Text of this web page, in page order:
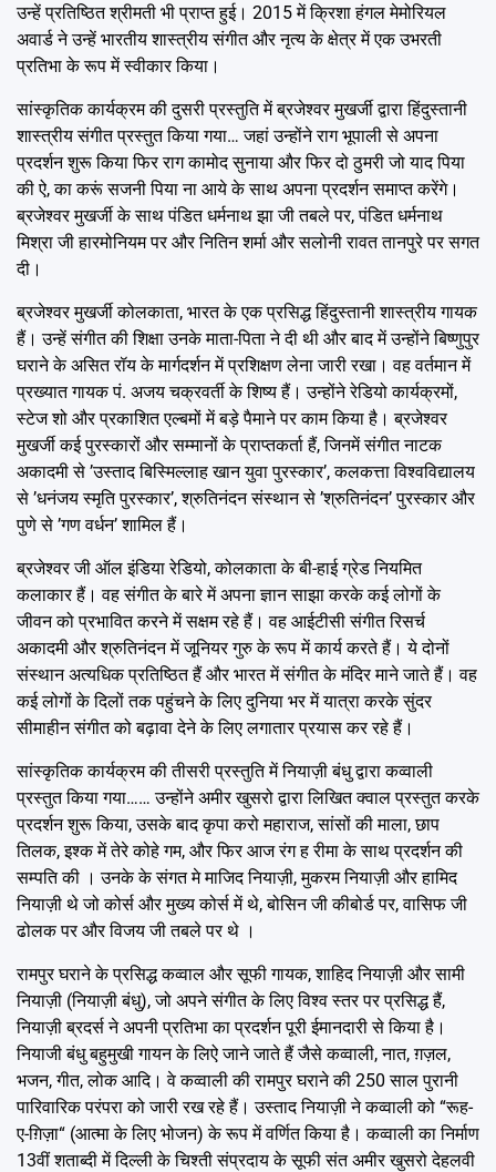
उन्हें प्रतिष्ठित श्रीमती भी प्राप्त हुई। 2015 में क्रिशा हंगल मेमोरियल
अवार्ड ने उन्हें भारतीय शास्त्रीय संगीत और नृत्य के क्षेत्र में एक उभरती
प्रतिभा के रूप में स्वीकार किया।
सांस्कृतिक कार्यक्रम की दुसरी प्रस्तुति में ब्रजेश्वर मुखर्जी द्वारा हिंदुस्तानी
शास्त्रीय संगीत प्रस्तुत किया गया… जहां उन्होंने राग भूपाली से अपना
प्रदर्शन शुरू किया फिर राग कामोद सुनाया और फिर दो ठुमरी जो याद पिया
की ऐ, का करूं सजनी पिया ना आये के साथ अपना प्रदर्शन समाप्त करेंगे।
ब्रजेश्वर मुखर्जी के साथ पंडित धर्मनाथ झा जी तबले पर, पंडित धर्मनाथ
मिश्रा जी हारमोनियम पर और नितिन शर्मा और सलोनी रावत तानपुरे पर सगत
दी।
ब्रजेश्वर मुखर्जी कोलकाता, भारत के एक प्रसिद्ध हिंदुस्तानी शास्त्रीय गायक
हैं। उन्हें संगीत की शिक्षा उनके माता-पिता ने दी थी और बाद में उन्होंने बिष्णुपुर
घराने के असित रॉय के मार्गदर्शन में प्रशिक्षण लेना जारी रखा। वह वर्तमान में
प्रख्यात गायक पं. अजय चक्रवर्ती के शिष्य हैं। उन्होंने रेडियो कार्यक्रमों,
स्टेज शो और प्रकाशित एल्बमों में बड़े पैमाने पर काम किया है। ब्रजेश्वर
मुखर्जी कई पुरस्कारों और सम्मानों के प्राप्तकर्ता हैं, जिनमें संगीत नाटक
अकादमी से ’उस्ताद बिस्मिल्लाह खान युवा पुरस्कार’, कलकत्ता विश्वविद्यालय
से ’धनंजय स्मृति पुरस्कार’, श्रुतिनंदन संस्थान से ’श्रुतिनंदन’ पुरस्कार और
पुणे से ’गण वर्धन’ शामिल हैं।
ब्रजेश्वर जी ऑल इंडिया रेडियो, कोलकाता के बी-हाई ग्रेड नियमित
कलाकार हैं। वह संगीत के बारे में अपना ज्ञान साझा करके कई लोगों के
जीवन को प्रभावित करने में सक्षम रहे हैं। वह आईटीसी संगीत रिसर्च
अकादमी और श्रुतिनंदन में जूनियर गुरु के रूप में कार्य करते हैं। ये दोनों
संस्थान अत्यधिक प्रतिष्ठित हैं और भारत में संगीत के मंदिर माने जाते हैं। वह
कई लोगों के दिलों तक पहुंचने के लिए दुनिया भर में यात्रा करके सुंदर
सीमाहीन संगीत को बढ़ावा देने के लिए लगातार प्रयास कर रहे हैं।
सांस्कृतिक कार्यक्रम की तीसरी प्रस्तुति में नियाज़ी बंधु द्वारा कव्वाली
प्रस्तुत किया गया…… उन्होंने अमीर खुसरो द्वारा लिखित क्वाल प्रस्तुत करके
प्रदर्शन शुरू किया, उसके बाद कृपा करो महाराज, सांसों की माला, छाप
तिलक, इश्क में तेरे कोहे गम, और फिर आज रंग ह रीमा के साथ प्रदर्शन की
सम्पति की । उनके के संगत मे माजिद नियाज़ी, मुकरम नियाज़ी और हामिद
नियाज़ी थे जो कोर्स और मुख्य कोर्स में थे, बोसिन जी कीबोर्ड पर, वासिफ जी
ढोलक पर और विजय जी तबले पर थे ।
रामपुर घराने के प्रसिद्ध कव्वाल और सूफी गायक, शाहिद नियाज़ी और सामी
नियाज़ी (नियाज़ी बंधु), जो अपने संगीत के लिए विश्व स्तर पर प्रसिद्ध हैं,
नियाज़ी ब्रदर्स ने अपनी प्रतिभा का प्रदर्शन पूरी ईमानदारी से किया है।
नियाजी बंधु बहुमुखी गायन के लिऐ जाने जाते हैं जैसे कव्वाली, नात, ग़ज़ल,
भजन, गीत, लोक आदि। वे कव्वाली की रामपुर घराने की 250 साल पुरानी
पारिवारिक परंपरा को जारी रख रहे हैं। उस्ताद नियाज़ी ने कव्वाली को “रूह-
ए-ग़िज़ा“ (आत्मा के लिए भोजन) के रूप में वर्णित किया है। कव्वाली का निर्माण
13वीं शताब्दी में दिल्ली के चिश्ती संप्रदाय के सूफी संत अमीर खुसरो देहलवी